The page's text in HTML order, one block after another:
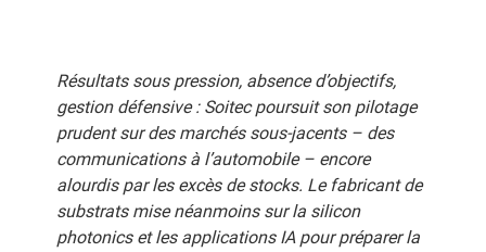
Résultats sous pression, absence d’objectifs,
gestion défensive : Soitec poursuit son pilotage
prudent sur des marchés sous-jacents – des
communications à l’automobile – encore
alourdis par les excès de stocks. Le fabricant de
substrats mise néanmoins sur la silicon
photonics et les applications IA pour préparer la